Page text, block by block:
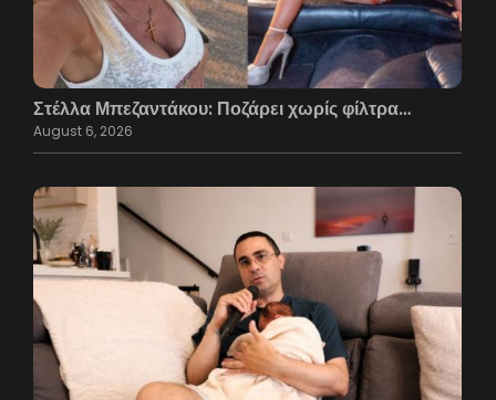
Στέλλα Μπεζαντάκου: Ποζάρει χωρίς φίλτρα…
August 6, 2026